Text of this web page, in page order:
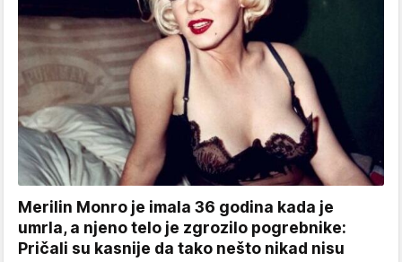
Merilin Monro je imala 36 godina kada je
umrla, a njeno telo je zgrozilo pogrebnike:
Pričali su kasnije da tako nešto nikad nisu